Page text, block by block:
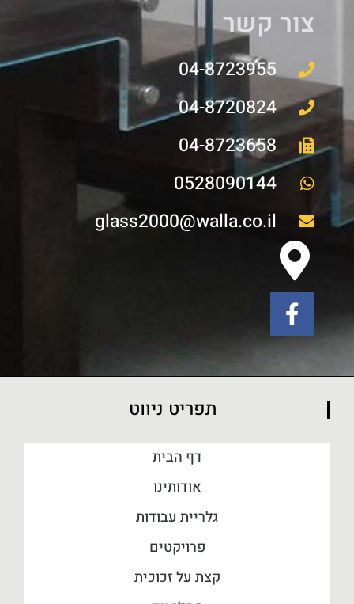
צור קשר
04-8723955
04-8720824
04-8723658
0528090144
glass2000@walla.co.il
תפריט ניווט
דף הבית
אודותינו
גלריית עבודות
פרויקטים
קצת על זכוכית